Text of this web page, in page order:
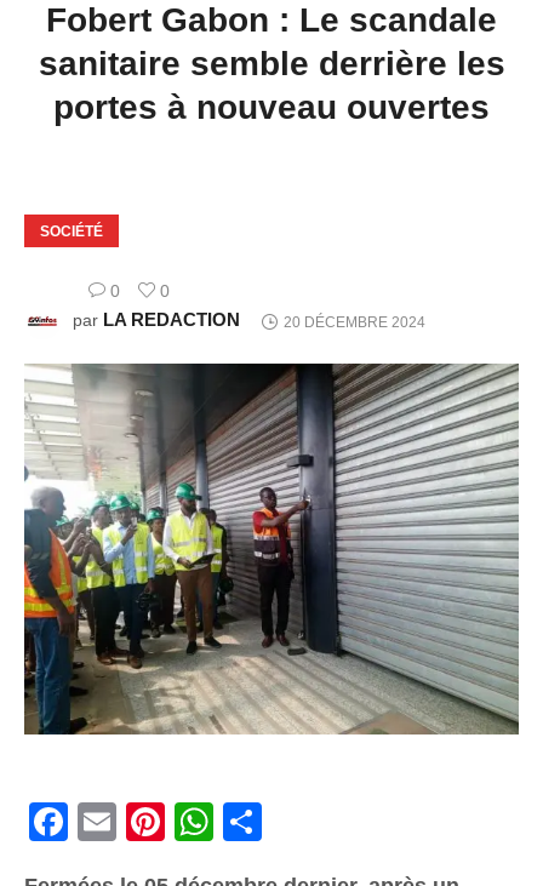
Fobert Gabon : Le scandale
sanitaire semble derrière les
portes à nouveau ouvertes
SOCIÉTÉ
0
0
par LA REDACTION 20 DÉCEMBRE 2024
Facebook
Email PinterestWhatsApp